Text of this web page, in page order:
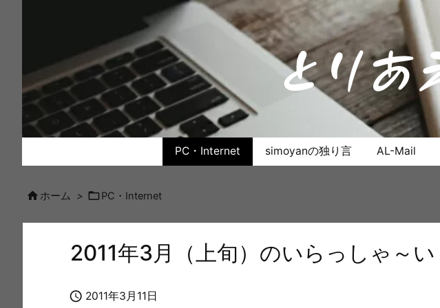
PC・Internet simoyanの独り言 AL-Mail
 ホーム > PC・Internet
2011年3月（上旬）のいらっしゃ～い
 2011年3月11日